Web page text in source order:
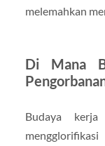
melemahkan
Di Mana
Budaya